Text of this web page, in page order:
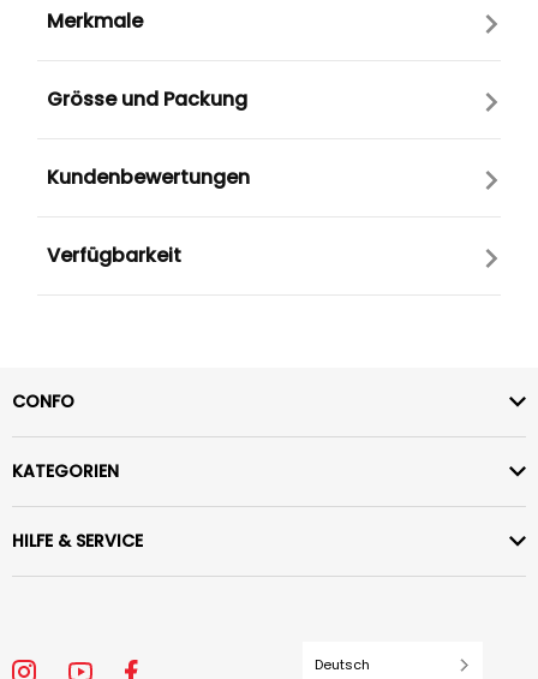
Merkmale
Grösse und Packung
Kundenbewertungen
Verfügbarkeit
CONFO
KATEGORIEN
HILFE & SERVICE
Deutsch